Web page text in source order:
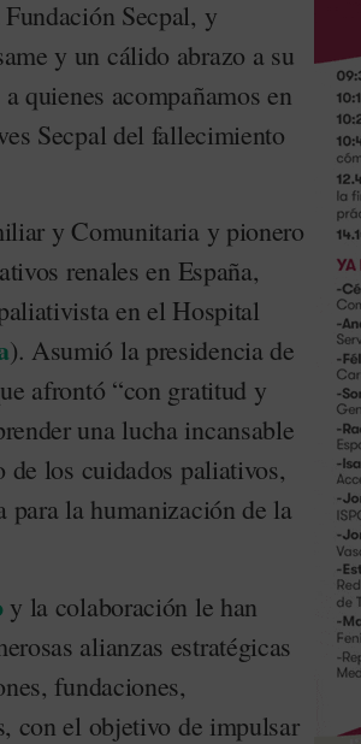
Secpal, y
y un cálido abrazo a su
quienes acompañamos en
Secpal del fallecimiento
y Comunitaria y pionero
renales en España,
en el Hospital
). Asumió la presidencia de
afrontó “con gratitud y
una lucha incansable
de los cuidados paliativos,
para la humanización de la
y la colaboración le han
alianzas estratégicas
fundaciones,
con el objetivo de impulsar